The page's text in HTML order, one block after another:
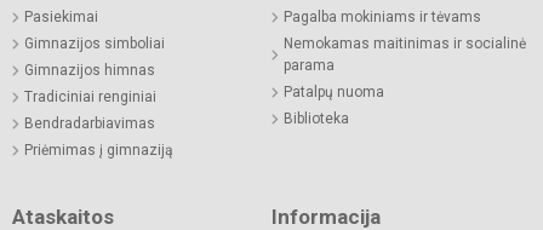
Pasiekimai
Gimnazijos simboliai
Gimnazijos himnas
Tradiciniai renginiai
Bendradarbiavimas
Priėmimas į gimnaziją
Pagalba mokiniams ir tėvams
Nemokamas maitinimas ir socialinė
parama
Patalpų nuoma
Biblioteka
Ataskaitos Informacija